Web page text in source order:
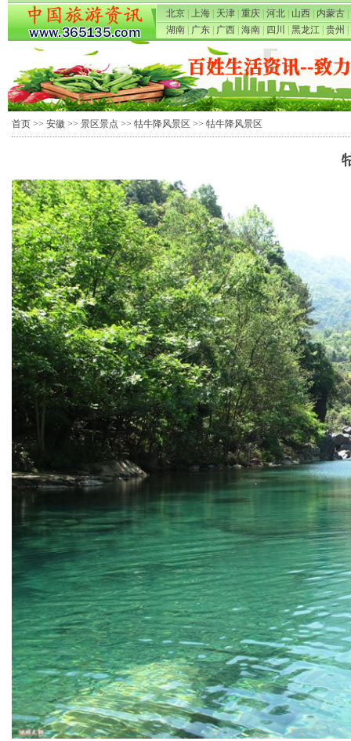
北京 上海 天津 重庆 河北 山西 内蒙古
湖南
广东 广西 海南 四川 黑龙江 贵州
首页 >> 安徽 >> 景区景点 >> 牯牛降风景区 >> 牯牛降风景区